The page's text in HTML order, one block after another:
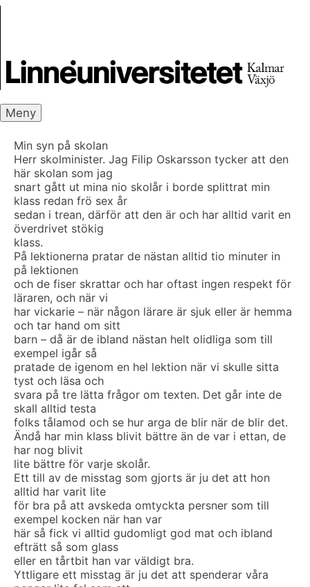
Meny
Min syn på skolan
Herr skolminister. Jag Filip Oskarsson tycker att den
här skolan som jag
snart gått ut mina nio skolår i borde splittrat min
klass redan frö sex år
sedan i trean, därför att den är och har alltid varit en
överdrivet stökig
klass.
På lektionerna pratar de nästan alltid tio minuter in
på lektionen
och de fiser skrattar och har oftast ingen respekt för
läraren, och när vi
har vickarie – när någon lärare är sjuk eller är hemma
och tar hand om sitt
barn – då är de ibland nästan helt olidliga som till
exempel igår så
pratade de igenom en hel lektion när vi skulle sitta
tyst och läsa och
svara på tre lätta frågor om texten. Det går inte de
skall alltid testa
folks tålamod och se hur arga de blir när de blir det.
Ändå har min klass blivit bättre än de var i ettan, de
har nog blivit
lite bättre för varje skolår.
Ett till av de misstag som gjorts är ju det att hon
alltid har varit lite
för bra på att avskeda omtyckta persner som till
exempel kocken när han var
här så fick vi alltid gudomligt god mat och ibland
efträtt så som glass
eller en tårtbit han var väldigt bra.
Yttligare ett misstag är ju det att spenderar våra